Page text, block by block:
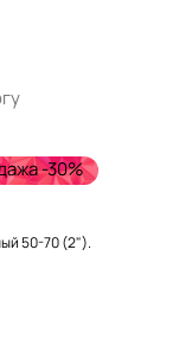
-30%
Хомут винтовой/червячный 50-70 (2").